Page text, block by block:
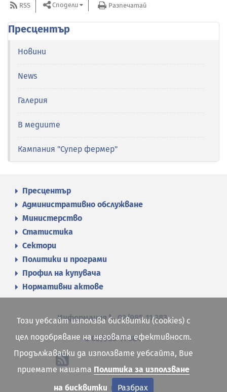
RSS Сподели Разпечатай
Пресцентър
Новини
News
Галерия
В медиите
Кампания "Супер фермер"
Пресцентър
Административно обслужване
Министерство
Статистика
Сектори
Политики и програми
Профил на купувача
Нормативни актове
Информация 02/985 11 383
02/985 11 384
Карта на сайта
Този уебсайт използва бисквитки (cookies) с
цел подобряване на неговата ефективност.
Продължавайки да използвате уебсайта, Вие
приемате нашата Политика за използване
на бисквитки
Разбрах